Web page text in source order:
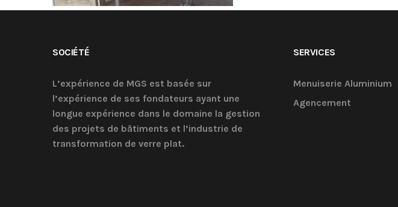
SOCIÉTÉ
L’expérience de MGS est basée sur
l’expérience de ses fondateurs ayant une
longue expérience dans le domaine la gestion
des projets de bâtiments et l’industrie de
transformation de verre plat.
SERVICES
Menuiserie Aluminium
Agencement